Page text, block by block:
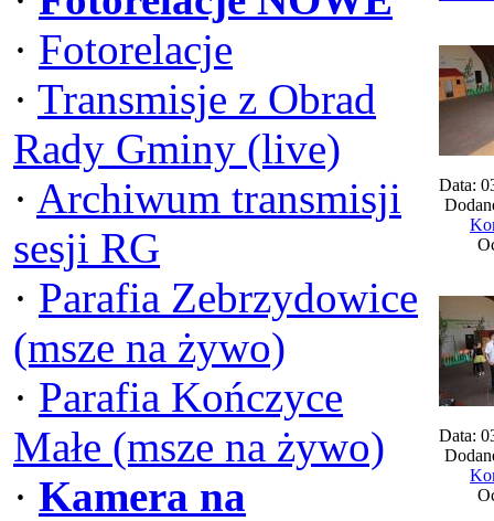
· Fotorelacje
· Transmisje z Obrad
Rady Gminy (live)
· Archiwum transmisji
sesji RG
· Parafia Zebrzydowice
(msze na żywo)
· Parafia Kończyce
Małe (msze na żywo)
· Kamera na
Data:
Data: